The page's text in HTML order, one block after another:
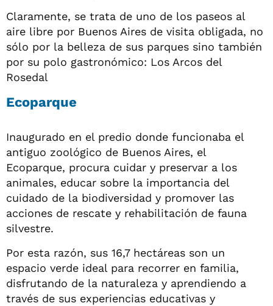
Claramente, se trata de uno de los paseos al
aire libre por Buenos Aires de visita obligada, no
sólo por la belleza de sus parques sino también
por su polo gastronómico: Los Arcos del
Rosedal
Ecoparque
Inaugurado en el predio donde funcionaba el
antiguo zoológico de Buenos Aires, el
Ecoparque, procura cuidar y preservar a los
animales, educar sobre la importancia del
cuidado de la biodiversidad y promover las
acciones de rescate y rehabilitación de fauna
silvestre.
Por esta razón, sus 16,7 hectáreas son un
espacio verde ideal para recorrer en familia,
disfrutando de la naturaleza y aprendiendo a
través de sus experiencias educativas y